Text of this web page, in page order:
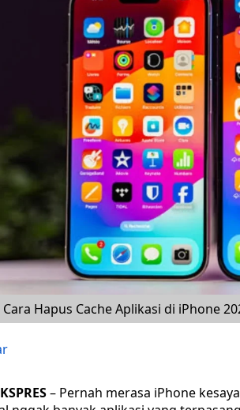
Hapus Cache Aplikasi di iPhone
– Pernah merasa iPhone